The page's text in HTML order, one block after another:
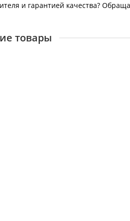
и гарантией качества?
товары